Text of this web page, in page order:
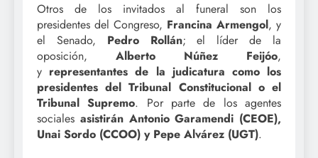
Otros de los invitados al funeral son los
presidentes del Congreso, Francina Armengol, y
el Senado, Pedro Rollán; el líder de la
oposición, Alberto Núñez Feijóo,
y representantes de la judicatura como los
presidentes del Tribunal Constitucional o el
Tribunal Supremo. Por parte de los agentes
sociales asistirán Antonio Garamendi (CEOE),
Unai Sordo (CCOO) y Pepe Alvárez (UGT).